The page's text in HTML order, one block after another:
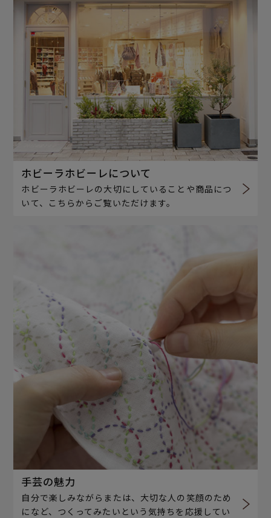
ホビーラホビーレについて
ホビーラホビーレの大切にしていることや商品につ
いて、こちらからご覧いただけます。
手芸の魅力
自分で楽しみながらまたは、大切な人の笑顔のため
になど、つくってみたいという気持ちを応援してい